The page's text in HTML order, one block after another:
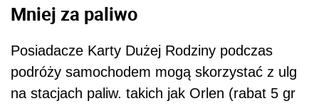
Mniej za paliwo
Posiadacze Karty Dużej Rodziny podczas
podróży samochodem mogą skorzystać z ulg
na stacjach paliw. takich jak Orlen (rabat 5 gr